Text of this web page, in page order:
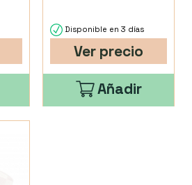
Disponible en 3 días
Ver precio
Añadir